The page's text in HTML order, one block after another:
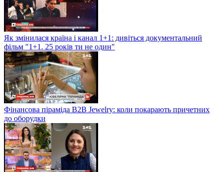
Як змінилася країна і канал 1+1: дивіться документальний
фільм "1+1. 25 років ти не один"
Фінансова піраміда B2B Jewelry: коли покарають причетних
до оборудки